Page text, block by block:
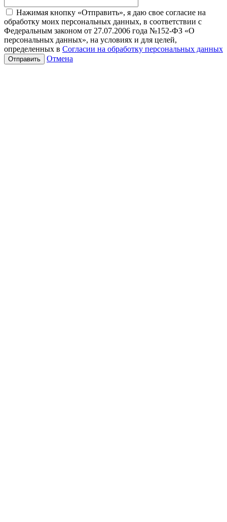
Нажимая кнопку «Отправить», я даю свое согласие на
обработку моих персональных данных, в соответствии с
Федеральным законом от 27.07.2006 года №152-ФЗ «О
персональных данных», на условиях и для целей,
определенных в Согласии на обработку персональных данных
Отмена